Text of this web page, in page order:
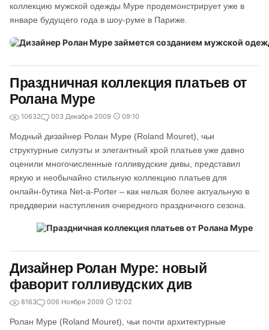
коллекцию мужской одежды Муре продемонстрирует уже в
январе будущего года в шоу-руме в Париже.
Праздничная коллекция платьев от
Ролана Муре
10632 003 Декабря 2009 09:10
Модный дизайнер Ролан Муре (Roland Mouret), чьи
структурные силуэты и элегантный крой платьев уже давно
оценили многочисленные голливудские дивы, представил
яркую и необычайно стильную коллекцию платьев для
онлайн-бутика Net-a-Porter – как нельзя более актуальную в
преддверии наступления очередного праздничного сезона.
Дизайнер Ролан Муре: новый
фаворит голливудских див
8163 006 Ноября 2009 12:02
Ролан Муре (Roland Mouret), чьи почти архитектурные